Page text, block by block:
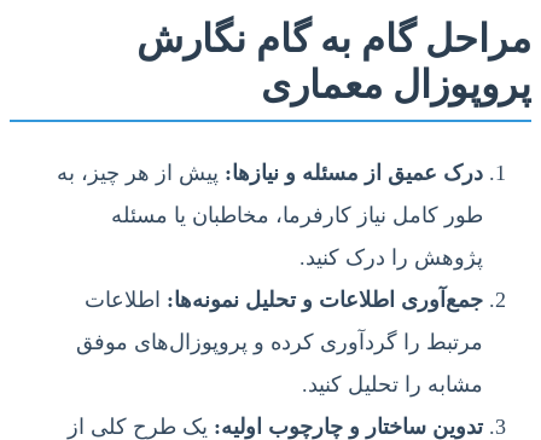
مراحل گام به گام نگارش
پروپوزال معماری
درک عمیق از مسئله و نیازها: پیش از هر چیز، به
طور کامل نیاز کارفرما، مخاطبان یا مسئله
پژوهش را درک کنید.
جمع‌آوری اطلاعات و تحلیل نمونه‌ها: اطلاعات
مرتبط را گردآوری کرده و پروپوزال‌های موفق
مشابه را تحلیل کنید.
تدوین ساختار و چارچوب اولیه: یک طرح کلی از